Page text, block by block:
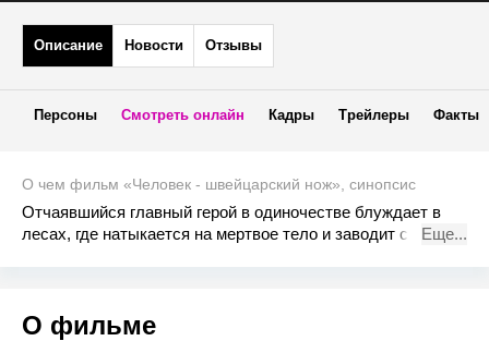
Описание Новости Отзывы
Персоны Смотреть онлайн Кадры Трейлеры Факты
О чем фильм «Человек - швейцарский нож», синопсис
Отчаявшийся главный герой в одиночестве блуждает в
лесах, где натыкается на мертвое тело и заводит с нимЕще...
О фильме